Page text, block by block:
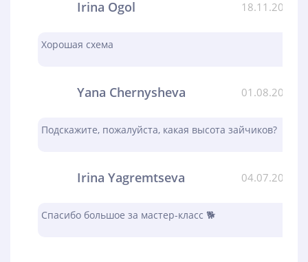
Irina Ogol 18.11.2023
Хорошая схема
Yana Chernysheva 01.08.2023
Подскажите, пожалуйста, какая высота зайчиков?
Irina Yagremtseva 04.07.2023
Спасибо большое за мастер-класс 🐕